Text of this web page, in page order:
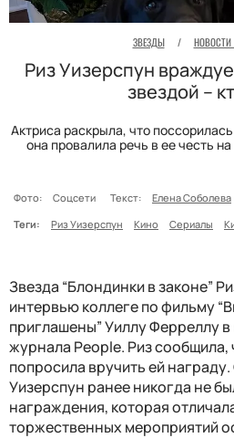
ЗВЕЗДЫ / НОВОСТИ
Риз Уизерспун
звездой –
Актриса раскрыла, что
она провалила речь в ее честь
Фото: Соцсети Текст: Елена Соболева
Теги:
Риз Уизерспун Кино Сериалы
Звезда “Блондинки в законе”
интервью коллеге по фильму
приглашены” Уиллу Ферреллу
журнала People. Риз сообщила,
попросила вручить ей
Уизерспун ранее никогда не
награждения, которая
торжественных мероприятий